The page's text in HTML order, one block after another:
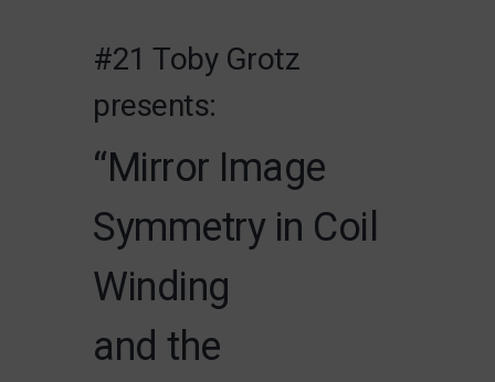
#21 Toby Grotz
presents:
“Mirror Image
Symmetry in Coil
Winding
and the